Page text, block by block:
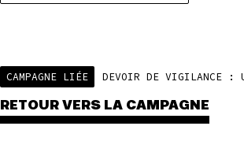
CAMPAGNE LIÉE
RETOUR VERS LA CAMPAGNE